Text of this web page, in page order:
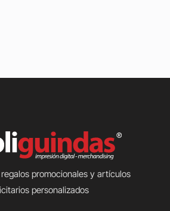
promocionales y artículos
personalizados